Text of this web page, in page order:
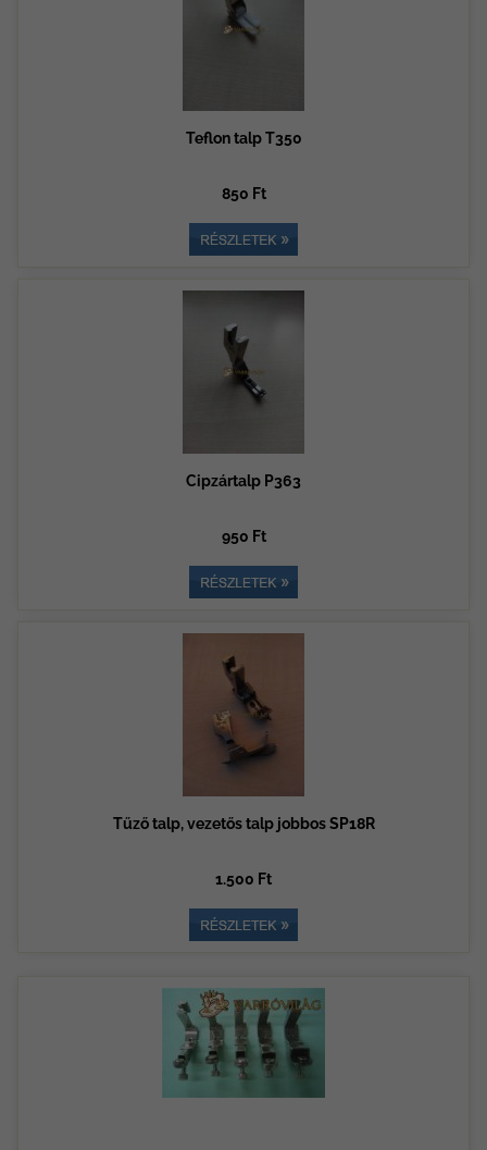
Teflon talp T350
850 Ft
Cipzártalp P363
950 Ft
Tűző talp, vezetős talp jobbos SP18R
1.500 Ft